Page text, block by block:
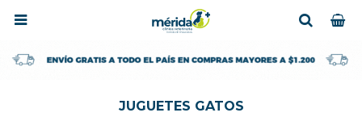

JUGUETES GATOS